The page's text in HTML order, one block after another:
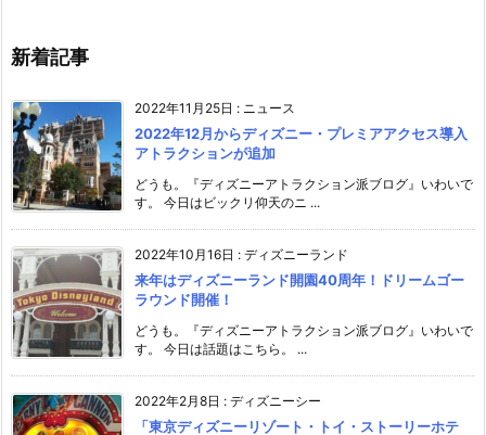
新着記事
2022年11月25日 : ニュース
2022年12月からディズニー・プレミアアクセス導入
アトラクションが追加
どうも。『ディズニーアトラクション派ブログ』いわいで
す。 今日はビックリ仰天のニ ...
2022年10月16日 : ディズニーランド
来年はディズニーランド開園40周年！ドリームゴー
ラウンド開催！
どうも。『ディズニーアトラクション派ブログ』いわいで
す。 今日は話題はこちら。 ...
2022年2月8日 : ディズニーシー
「東京ディズニーリゾート・トイ・ストーリーホテ